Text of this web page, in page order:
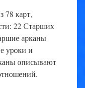
78 карт,
22 Старших
арканы
уроки и
описывают